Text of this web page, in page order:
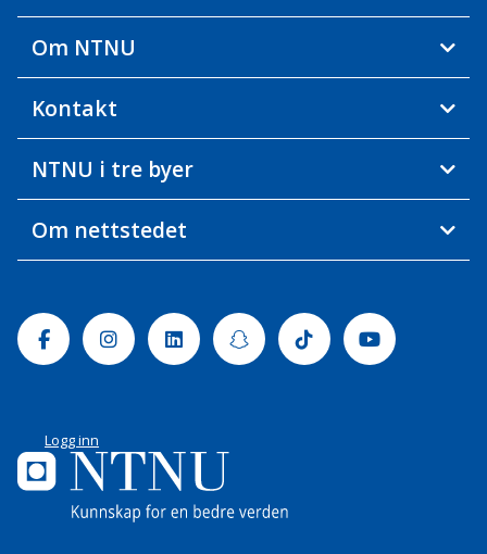
Om NTNU
Kontakt
NTNU i tre byer
Om nettstedet
FacebookInstagramLinkedinSnapchatTiktok Youtube
Logg inn